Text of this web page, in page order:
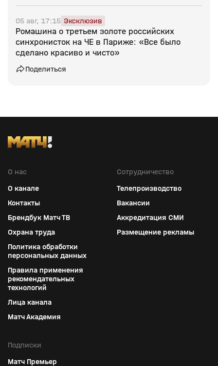
05 авг, 17:15 Эксклюзив
Ромашина о третьем золоте российских
синхронисток на ЧЕ в Париже: «Все было
сделано красиво и чисто»
Поделиться
О нас
О канале
Контакты
Брендбук Матч ТВ
Охрана труда
Политика обработки
персональных данных
Правила применения
рекомендательных
технологий
Лица канала
Матч Академия
Сотрудничество
Телепроизводство
Вакансии
Аккредитация СМИ
Размещение рекламы
Подписки
Матч Премьер